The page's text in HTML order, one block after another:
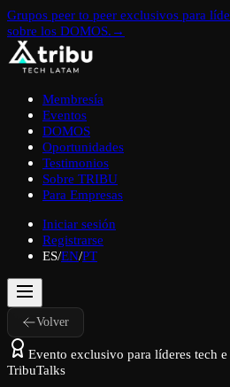
Grupos peer to peer exclusivos para
sobre los DOMOS. →
Membresía
Eventos
DOMOS
Oportunidades
Testimonios
Sobre TRIBU
Para Empresas
Iniciar sesión
Registrarse
ES/EN/PT
Volver
Evento exclusivo para líderes tech
TribuTalks